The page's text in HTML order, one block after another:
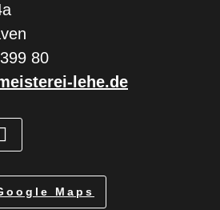
80
lehe.de
Maps